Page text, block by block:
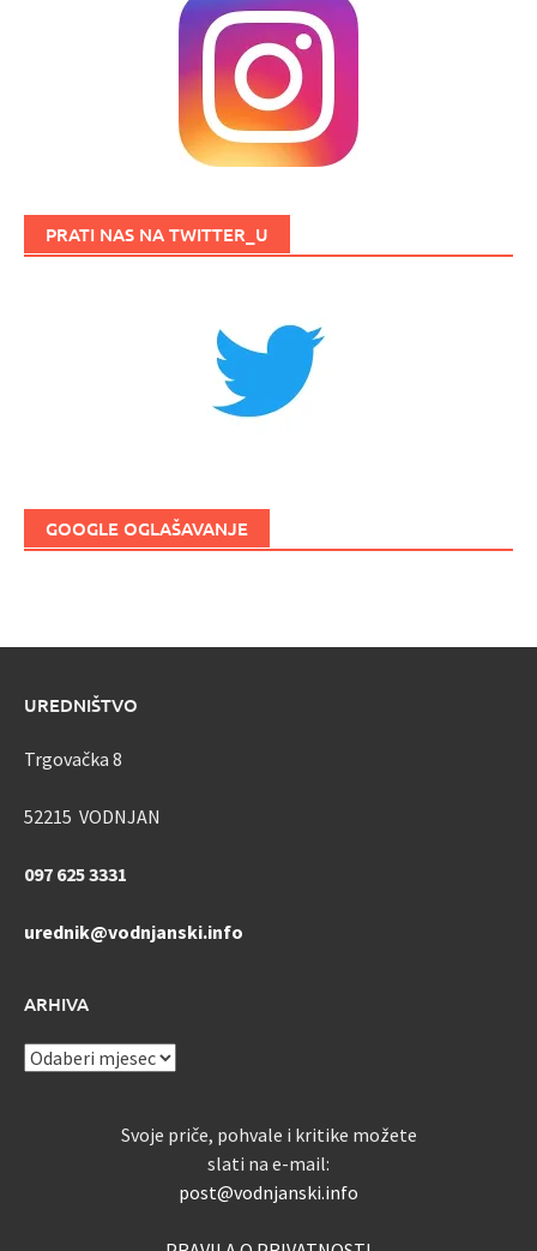
PRATI NAS NA TWITTER_U
GOOGLE OGLAŠAVANJE
UREDNIŠTVO
Trgovačka 8
52215 VODNJAN
097 625 3331
urednik@vodnjanski.info
ARHIVA
ARHIVA
Svoje priče, pohvale i kritike možete
slati na e-mail:
post@vodnjanski.info